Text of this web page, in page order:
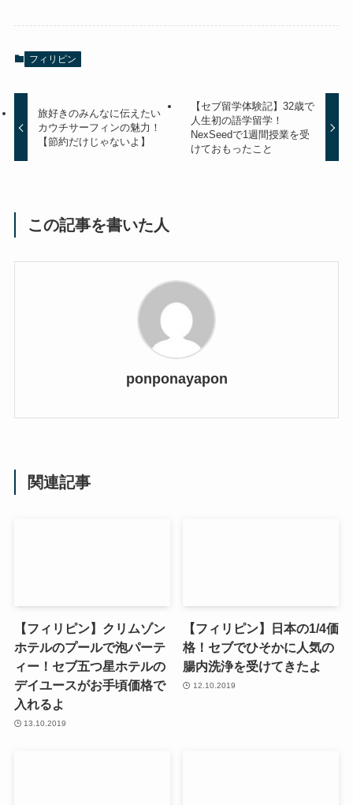
フィリピン
旅好きのみんなに伝えたい
カウチサーフィンの魅力！
【節約だけじゃないよ】
【セブ留学体験記】32歳で
人生初の語学留学！
NexSeedで1週間授業を受
けておもったこと
この記事を書いた人
ponponayapon
関連記事
【フィリピン】クリムゾン
ホテルのプールで泡パーテ
ィー！セブ五つ星ホテルの
デイユースがお手頃価格で
入れるよ
13.10.2019
【フィリピン】日本の1/4価
格！セブでひそかに人気の
腸内洗浄を受けてきたよ
12.10.2019